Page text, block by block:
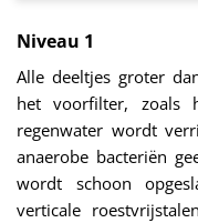
Niveau 1
Alle deeltjes groter
het voorfilter, zoals
regenwater wordt
anaerobe bacteriën
wordt schoon
verticale